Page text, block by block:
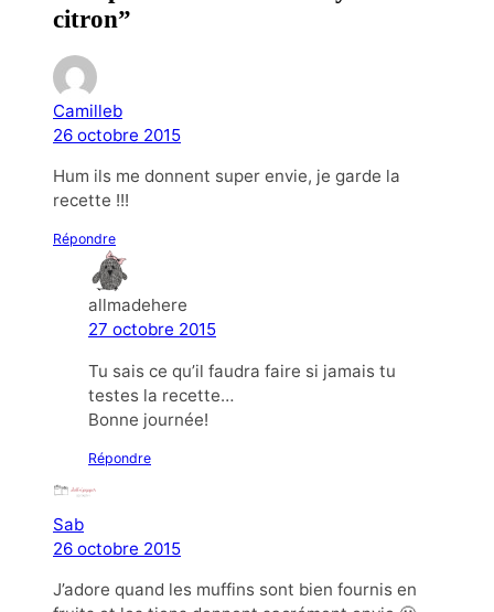
citron”
Camilleb
26 octobre 2015
Hum ils me donnent super envie, je garde la
recette !!!
Répondre
allmadehere
27 octobre 2015
Tu sais ce qu’il faudra faire si jamais tu
testes la recette…
Bonne journée!
Répondre
Sab
26 octobre 2015
J’adore quand les muffins sont bien fournis en